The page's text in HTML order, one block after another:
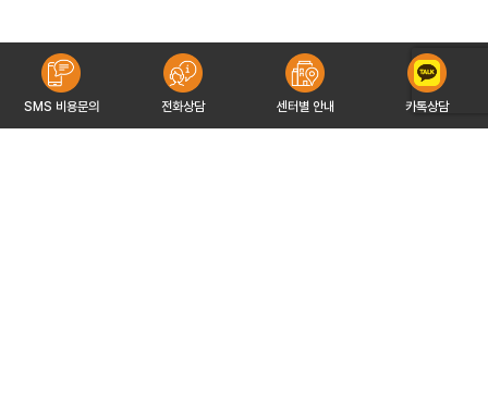
SMS 비용문의 전화상담 센터별 안내 카톡상담